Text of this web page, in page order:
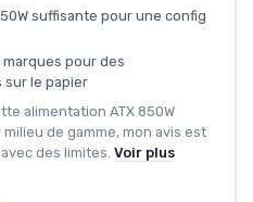
suffisante pour une config
pour des
sur le papier
alimentation ATX 850W
milieu de gamme, mon avis est
des limites. Voir plus